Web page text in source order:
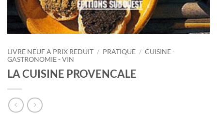
LIVRE NEUF A PRIX REDUIT / PRATIQUE / CUISINE -
GASTRONOMIE - VIN
LA CUISINE PROVENCALE